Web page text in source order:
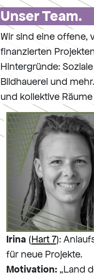
Unser Team.
Wir sind eine offene,
finanzierten
Hintergründe:
Bildhauerei und
und kollektive
Irina (Hart 7):
für neue Projekte.
Motivation:„Land